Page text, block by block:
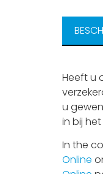
Heeft u
u
in bij
In the
Online